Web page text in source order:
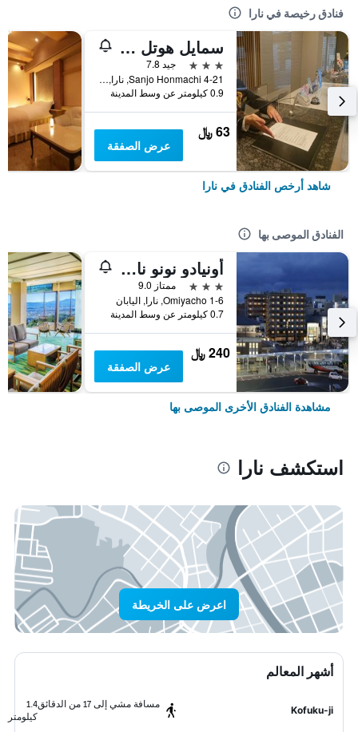
فنادق رخيصة في نارا
سمايل هوتل نارا
3 نجوم
جيد 7.8
4-21 Sanjo Honmachi, نارا, اليابان
0.9 كيلومتر عن وسط المدينة
63 ﷼
عرض الصفقة
شاهد أرخص الفنادق في نارا
الفنادق الموصى بها
أونيادو نونو نارا ناتشورال هوت سبرينغ
3 نجوم
ممتاز 9.0
Omiyacho 1-6, نارا, اليابان
0.7 كيلومتر عن وسط المدينة
240 ﷼
عرض الصفقة
مشاهدة الفنادق الأخرى الموصى بها
استكشف نارا
اعرض على الخريطة
أشهر المعالم
Kofuku-ji
مسافة مشي إلى 17 من الدقائق
1.4
كيلومتر